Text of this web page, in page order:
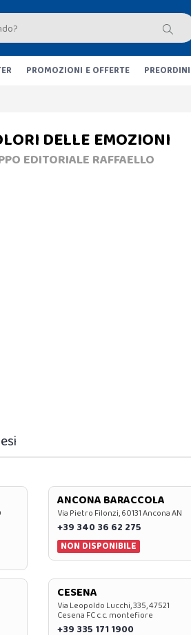
PROMOZIONI E OFFERTE PREORDINI
DELLE EMOZIONI
EDITORIALE RAFFAELLO
ANCONA BARACCOLA
Via Pietro Filonzi, 60131 Ancona AN
+39 340 36 62 275
NON DISPONIBILE
CESENA
Via Leopoldo Lucchi, 335, 47521
Cesena FC c.c. montefiore
+39 335 171 1900